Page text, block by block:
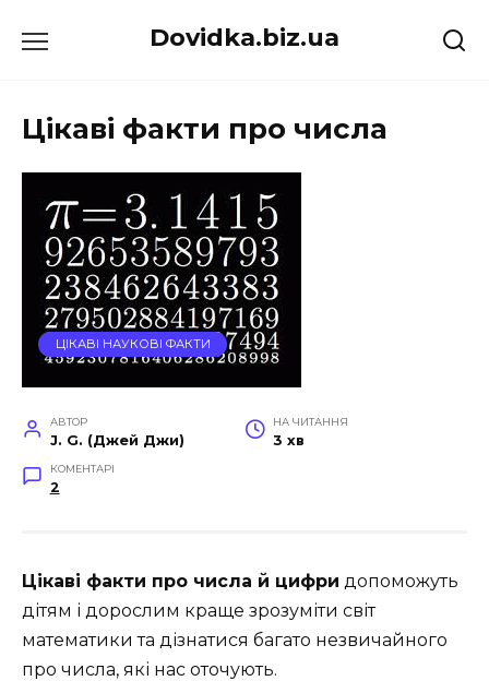
до
Dovidka.biz.ua
Цікаві факти про числа
ЦІКАВІ НАУКОВІ ФАКТИ
АВТОР
J. G. (Джей Джи)
НА ЧИТАННЯ
3 хв
КОМЕНТАРІ
2
Цікаві факти про числа й цифри допоможуть
дітям і дорослим краще зрозуміти світ
математики та дізнатися багато незвичайного
про числа, які нас оточують.